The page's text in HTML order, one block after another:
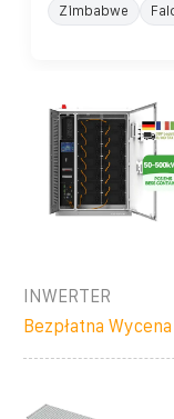
Zimbabwe
INWERTER
Bezpłatna Wycena